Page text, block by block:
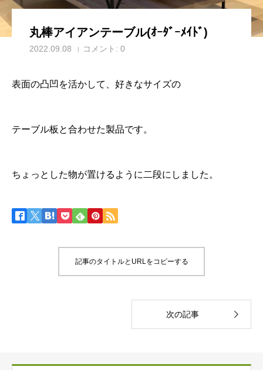
丸棒アイアンテーブル(ｵｰﾀﾞｰﾒｲﾄﾞ)
2022.09.08 コメント: 0
表面の凸凹を活かして、好きなサイズの
テーブル板と合わせた製品です。
ちょっとした物が置けるように二段にしました。
記事のタイトルとURLをコピーする